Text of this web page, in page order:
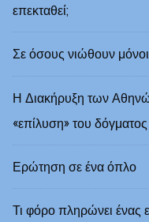
επεκταθεί;
Σε όσους νιώθουν μόνοι
Η Διακήρυξη των
«επίλυση» του
Ερώτηση σε ένα όπλο
Τι φόρο πληρώνει ένας